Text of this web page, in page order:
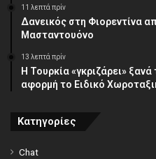
11 λεπτά πρίν
Δανεικός στη Φιορεντίνα
Μασταντουόνο
13 λεπτά πρίν
Η Τουρκία «γκριζάρει»
αφορμή το Ειδικό
Κατηγορίες
Chat